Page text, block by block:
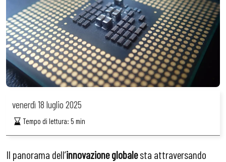
venerdì 18 luglio 2025
Tempo di lettura:5 min
Il panorama dell’innovazione globalesta attraversando